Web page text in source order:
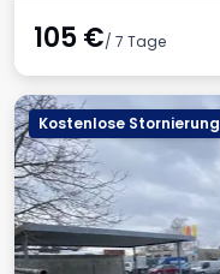
105€/ 7 Tage
Kostenlose Stornierung